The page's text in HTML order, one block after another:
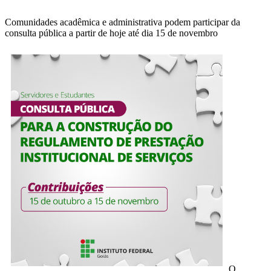
Comunidades acadêmica e administrativa podem participar da
consulta pública a partir de hoje até dia 15 de novembro
O